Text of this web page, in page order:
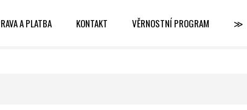
A PLATBA KONTAKT VĚRNOSTNÍ PROGRAM ≫